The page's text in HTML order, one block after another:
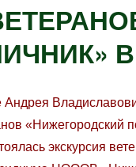
Андрея
«Нижегородский
экскурсия